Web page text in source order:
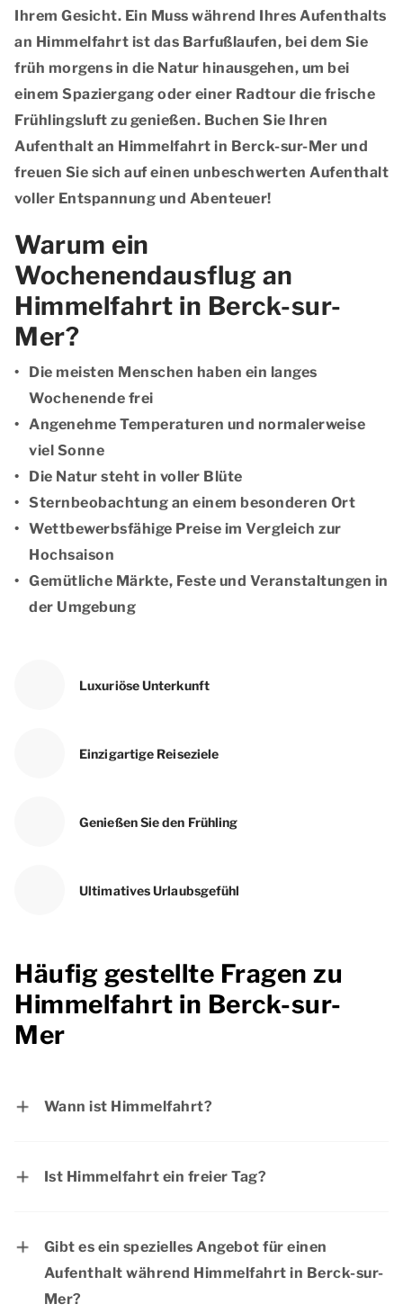
Ihrem Gesicht. Ein Muss während Ihres Aufenthalts
an Himmelfahrt ist das Barfußlaufen, bei dem Sie
früh morgens in die Natur hinausgehen, um bei
einem Spaziergang oder einer Radtour die frische
Frühlingsluft zu genießen. Buchen Sie Ihren
Aufenthalt an Himmelfahrt in Berck-sur-Mer und
freuen Sie sich auf einen unbeschwerten Aufenthalt
voller Entspannung und Abenteuer!
Warum ein
Wochenendausflug an
Himmelfahrt in Berck-sur-
Mer?
Die meisten Menschen haben ein langes
Wochenende frei
Angenehme Temperaturen und normalerweise
viel Sonne
Die Natur steht in voller Blüte
Sternbeobachtung an einem besonderen Ort
Wettbewerbsfähige Preise im Vergleich zur
Hochsaison
Gemütliche Märkte, Feste und Veranstaltungen in
der Umgebung
Luxuriöse Unterkunft
Einzigartige Reiseziele
Genießen Sie den Frühling
Ultimatives Urlaubsgefühl
Häufig gestellte Fragen zu
Himmelfahrt in Berck-sur-
Mer
Wann ist Himmelfahrt?
Ist Himmelfahrt ein freier Tag?
Gibt es ein spezielles Angebot für einen
Aufenthalt während Himmelfahrt in Berck-sur-
Mer?